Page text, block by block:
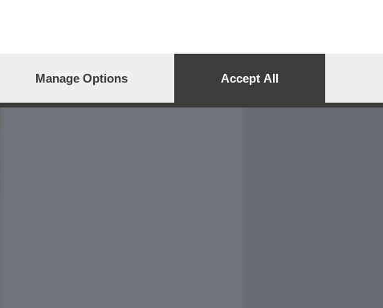
Manage Options Accept All